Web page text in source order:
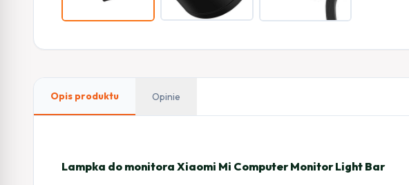
Opis produktu Opinie
Lampka do monitora Xiaomi Mi Computer Monitor Light Bar